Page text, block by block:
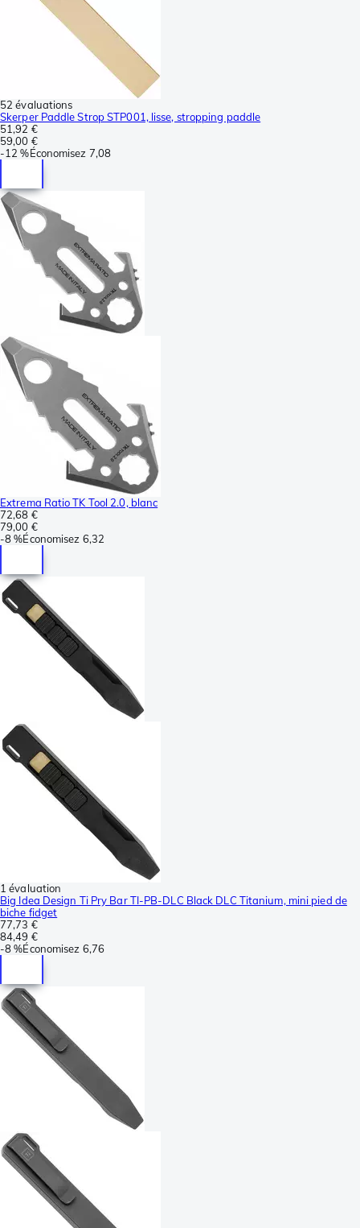
52 évaluations
Skerper Paddle Strop STP001, lisse, stropping paddle
51,92 €
59,00 €
-12 %Économisez 7,08
Extrema Ratio TK Tool 2.0, blanc
72,68 €
79,00 €
-8 %Économisez 6,32
1 évaluation
Big Idea Design Ti Pry Bar TI-PB-DLC Black DLC Titanium, mini pied de
biche fidget
77,73 €
84,49 €
-8 %Économisez 6,76